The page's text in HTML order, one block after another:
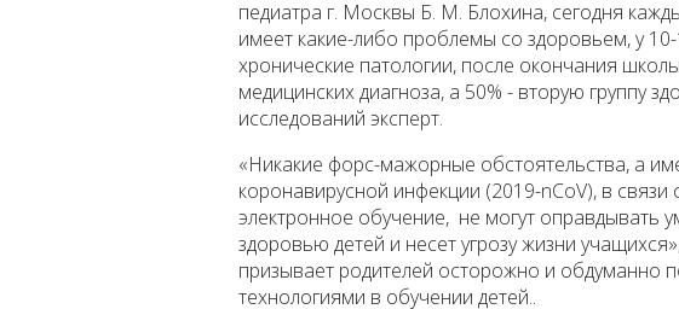
педиатра г. Москвы Б. М. Блохина, сегодня
имеет какие-либо проблемы со здоровьем, у
хронические патологии, после окончания
медицинских диагноза, а 50% - вторую группу
исследований эксперт.
«Никакие форс-мажорные обстоятельства, а
коронавирусной инфекции (2019-nCoV), в
электронное обучение, не могут оправдывать
здоровью детей и несет угрозу жизни
призывает родителей осторожно и обдуманно
технологиями в обучении детей..